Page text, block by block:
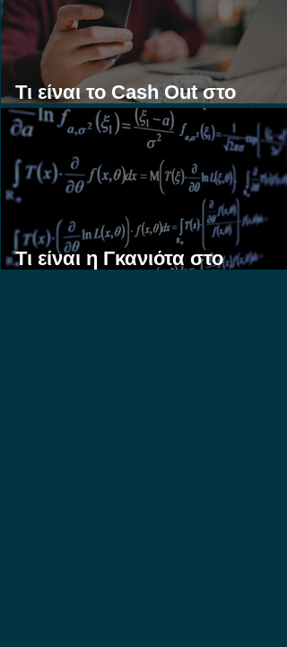
Τι είναι το Cash Out στο
Στοίχημα;
Τι είναι η Γκανιότα στο